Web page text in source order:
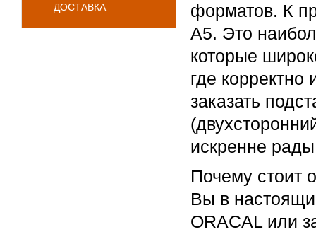
ДОСТАВКА
форматов. К
А5. Это
которые
где корректно
заказать
искренне
Почему стоит
Вы в
ORACAL или